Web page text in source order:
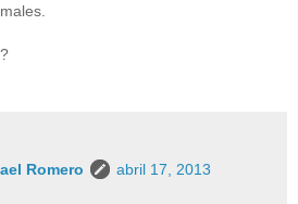
Romero
abril 17, 2013